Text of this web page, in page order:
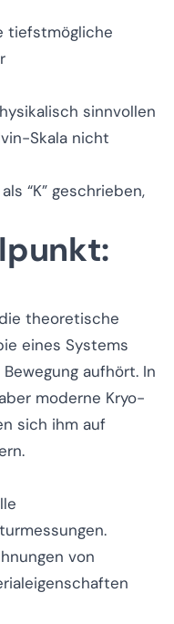
tiefstmögliche
sinnvollen
Skala nicht
“K” geschrieben,
theoretische
eines Systems
aufhört. In
moderne Kryo-
sich ihm auf
von